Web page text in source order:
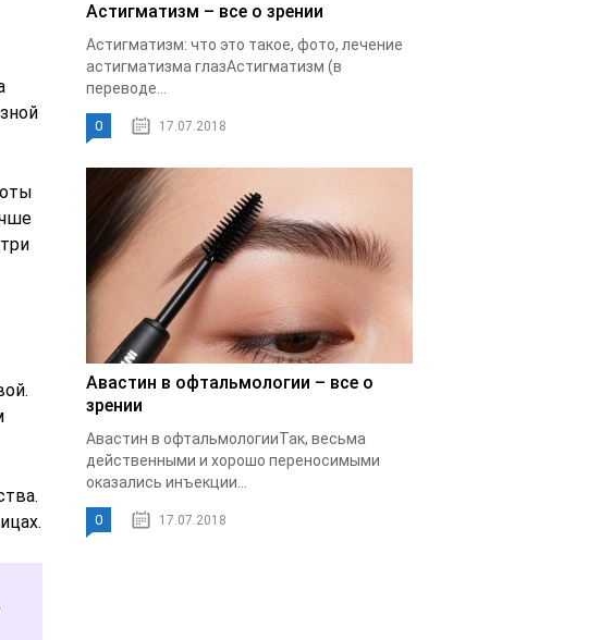
Астигматизм – все о зрении
Астигматизм: что это такое, фото, лечение
астигматизма глазАстигматизм (в
переводе...
0 17.07.2018
Авастин в офтальмологии – все о
зрении
Авастин в офтальмологииТак, весьма
действенными и хорошо переносимыми
оказались инъекции...
0 17.07.2018